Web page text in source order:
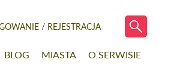
/ REJESTRACJA
BLOG MIASTA O SERWISIE